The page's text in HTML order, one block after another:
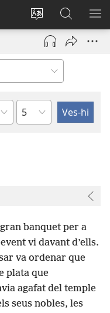
Canvia
d’idioma
Inicia
sessió
(obre
finestra
Cerca
jw.org
Capítol
banquet per a
vi davant d’ells.
va ordenar que
plata que
agafat del temple
seus nobles, les